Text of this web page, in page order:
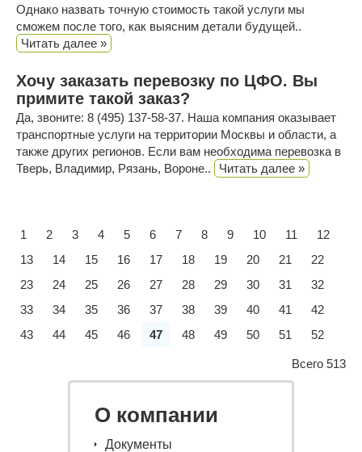
Однако назвать точную стоимость такой услуги мы
сможем после того, как выясним детали будущей..
Читать далее »
Хочу заказать перевозку по ЦФО. Вы
примите такой заказ?
Да, звоните: 8 (495) 137-58-37. Наша компания оказывает
транспортные услуги на территории Москвы и области, а
также других регионов. Если вам необходима перевозка в
Тверь, Владимир, Рязань, Вороне..
Читать далее »
1 2 3 4 5 6 7 8 9 10 11
12
13
14 15 16 17 18 19 20 21
22
23
24 25 26 27 28 29 30 31
32
33
34 35 36 37 38 39 40 41
42
43
44 45 46 47 48 49 50 51 52
Всего 513
О компании
Документы